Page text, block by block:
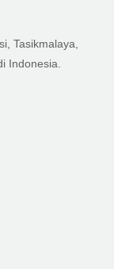
Tasikmalaya,
Indonesia.